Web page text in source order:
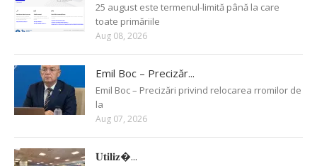
25 august este termenul-limită până la care
toate primăriile
Aug 08, 2026
Emil Boc – Precizăr...
Emil Boc – Precizări privind relocarea rromilor de
la
Aug 07, 2026
𝐔𝐭𝐢𝐥𝐢𝐳�...